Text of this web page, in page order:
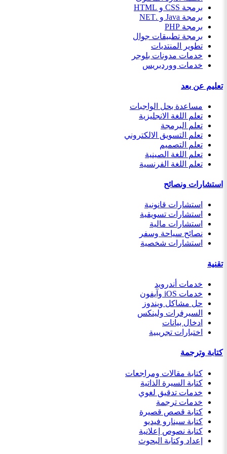
برمجة CSS و HTML
برمجة Java و .NET
برمجة PHP
برمجة تطبيقات جوال
تطوير المنتديات
خدمات مدونات بلوجر
خدمات ووردبريس
تعليم عن بعد
مساعدة بحل الواجبات
تعلم اللغة الانجليزية
تعلم البرمجة
تعلم التسويق الالكتروني
تعلم التصميم
تعلم اللغة الصينية
تعلم اللغة الفرنسية
استشارات ونصائح
استشارات قانونية
استشارات تسويقية
استشارات مالية
نصائح سياحة وسفر
استشارات شخصية
تقنية
خدمات أندرويد
خدمات iOS وآيفون
حل مشاكل ويندوز
السيرفرات ولينكس
ادخال بيانات
اختبارات تجريبية
كتابة وترجمة
كتابة مقالات ومراجعات
كتابة السيرة الذاتية
خدمات تدقيق لغوي
خدمات ترجمة
كتابة قصص قصيرة
كتابة سينارو فيديو
كتابة نصوص إعلانية
إعداد وكتابة البحوث